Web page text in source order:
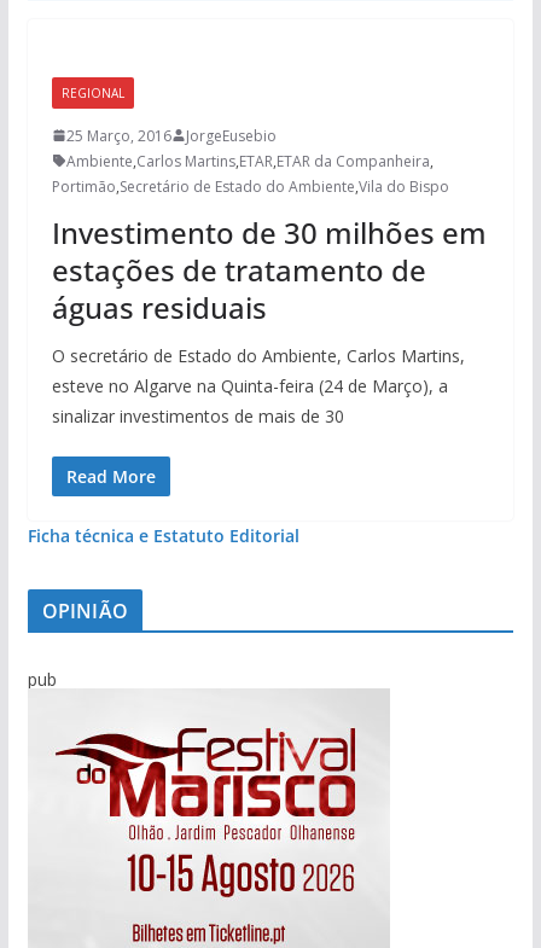
REGIONAL
25 Março, 2016
JorgeEusebio
Ambiente,Carlos Martins,ETAR,ETAR da Companheira,
Portimão,Secretário de Estado do Ambiente,Vila do Bispo
Investimento de 30 milhões em
estações de tratamento de
águas residuais
O secretário de Estado do Ambiente, Carlos Martins,
esteve no Algarve na Quinta-feira (24 de Março), a
sinalizar investimentos de mais de 30
Read More
Ficha técnica e Estatuto Editorial
OPINIÃO
pub